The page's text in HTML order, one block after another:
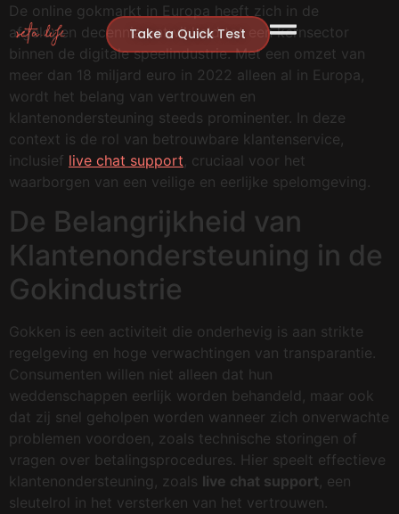
Take a Quick Test
De online gokmarkt in Europa heeft zich in de
afgelopen decennia ontwikkeld tot een kernsector
binnen de digitale speelindustrie. Met een omzet van
meer dan 18 miljard euro in 2022 alleen al in Europa,
wordt het belang van vertrouwen en
klantenondersteuning steeds prominenter. In deze
context is de rol van betrouwbare klantenservice,
inclusief live chat support, cruciaal voor het
waarborgen van een veilige en eerlijke spelomgeving.
De Belangrijkheid van
Klantenondersteuning in de
Gokindustrie
Gokken is een activiteit die onderhevig is aan strikte
regelgeving en hoge verwachtingen van transparantie.
Consumenten willen niet alleen dat hun
weddenschappen eerlijk worden behandeld, maar ook
dat zij snel geholpen worden wanneer zich onverwachte
problemen voordoen, zoals technische storingen of
vragen over betalingsprocedures. Hier speelt effectieve
klantenondersteuning, zoals live chat support, een
sleutelrol in het versterken van het vertrouwen.